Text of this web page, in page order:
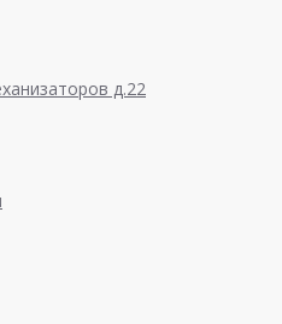
д.22